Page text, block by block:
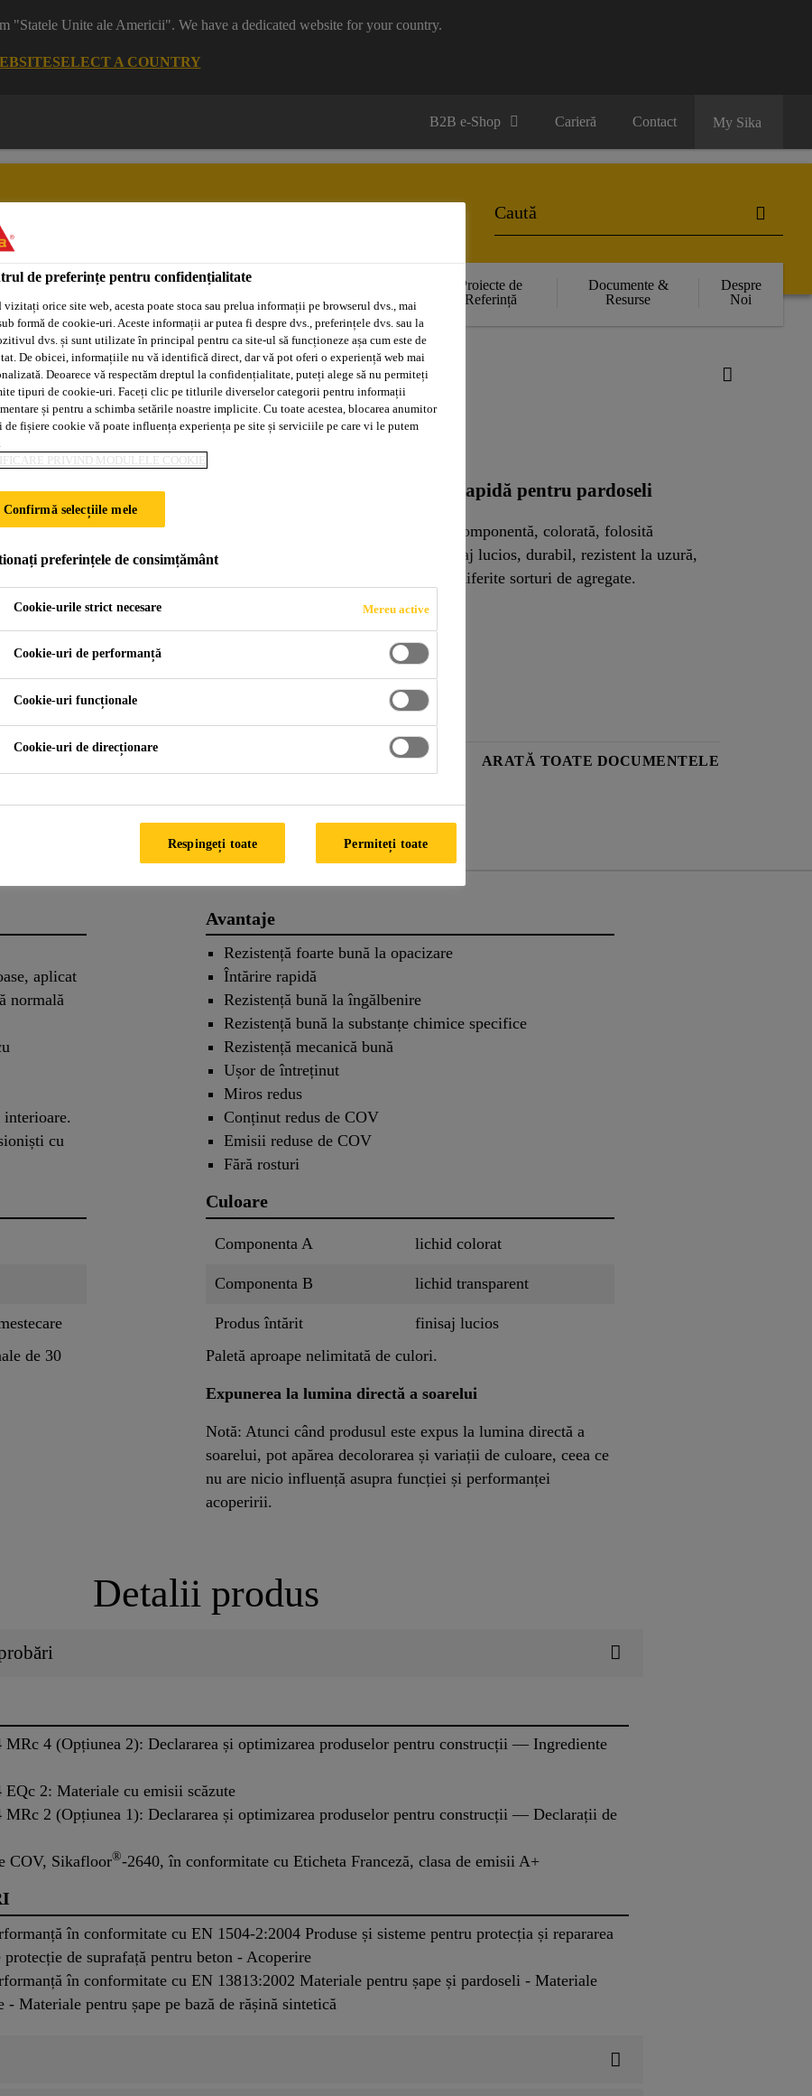
"Statele Unite ale Americii". We have a dedicated website for your country.
SELECT A COUNTRY
B2B e-Shop Carieră Contact My Sika
Sisteme
Adeplast
Distribuitori/Aplicatori
Autorizați
Purform®
Proiecte de
Referință
Documente &
Resurse
Despre
Noi
Sigilari Sikafloor®-2640
Sikafloor®-2640
Acoperire epoxidică și strat de sigilare cu întărire rapidă pentru pardoseli
Sikafloor®-2640 este o rășină epoxidică cu întărire rapidă, bicomponentă, colorată, folosită
ca acoperire și strat de sigilare pentru pardoseli. Oferă un finisaj lucios, durabil, rezistent la uzură,
ușor de întreținut, și antiderapant atunci când este presărat cu diferite sorturi de agregate.
Rezistență foarte bună la opacizare
Întărire rapidă
Rezistență bună la îngălbenire
FIȘĂ TEHNICĂ PRODUS ARATĂ TOATE DOCUMENTELE
Aplicare Documente
aplicat
normală
cu
Avantaje
Rezistență foarte bună la opacizare
Întărire rapidă
Rezistență bună la îngălbenire
Rezistență bună la substanțe chimice specifice
Rezistență mecanică bună
Ușor de întreținut
Miros redus
Conținut redus de COV
Emisii reduse de COV
Fără rosturi
de 30
Culoare
Componenta A lichid colorat
Componenta B lichid transparent
Produs întărit
finisaj lucios
Paletă aproape nelimitată de culori.
Expunerea la lumina directă a soarelui
Notă: Atunci când produsul este expus la lumina directă a
soarelui, pot apărea decolorarea și variații de culoare, ceea ce
nu are nicio influență asupra funcției și performanței
acoperirii.
Detalii produs
MRc 4 (Opțiunea 2): Declararea și optimizarea produselor pentru construcții — Ingrediente
EQc 2: Materiale cu emisii scăzute
MRc 2 (Opțiunea 1): Declararea și optimizarea produselor pentru construcții — Declarații de
COV, Sikafloor®-2640, în conformitate cu Eticheta Franceză, clasa de emisii A+
în conformitate cu EN 1504-2:2004 Produse și sisteme pentru protecția și repararea
de suprafață pentru beton - Acoperire
în conformitate cu EN 13813:2002 Materiale pentru șape și pardoseli - Materiale
Materiale pentru șape pe bază de rășină sintetică
de preferințe pentru confidențialitate
vizitați orice site web, acesta poate stoca sau prelua informații pe browserul dvs., mai
formă de cookie-uri. Aceste informații ar putea fi despre dvs., preferințele dvs. sau la
dvs. și sunt utilizate în principal pentru ca site-ul să funcționeze așa cum este de
De obicei, informațiile nu vă identifică direct, dar vă pot oferi o experiență web mai
Deoarece vă respectăm dreptul la confidențialitate, puteți alege să nu permiteți
tipuri de cookie-uri. Faceți clic pe titlurile diverselor categorii pentru informații
și pentru a schimba setările noastre implicite. Cu toate acestea, blocarea anumitor
de fișiere cookie vă poate influența experiența pe site și serviciile pe care vi le putem
PRIVIND MODULELE COOKIE
Confirmă selecțiile mele
preferințele de consimțământ
Cookie-urile strict necesare Mereu active
Cookie-uri de performanță
Cookie-uri funcționale
Cookie-uri de direcționare
Respingeți toate Permiteți toate